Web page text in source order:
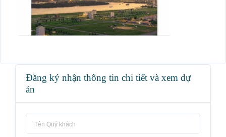
Đăng ký nhận thông tin chi tiết và xem dự
án